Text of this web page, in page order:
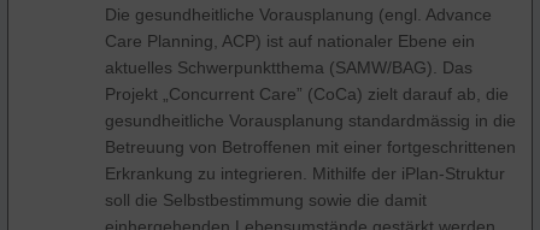
Die gesundheitliche Vorausplanung (engl. Advance
Care Planning, ACP) ist auf nationaler Ebene ein
aktuelles Schwerpunktthema (SAMW/BAG). Das
Projekt „Concurrent Care” (CoCa) zielt darauf ab, die
gesundheitliche Vorausplanung standardmässig in die
Betreuung von Betroffenen mit einer fortgeschrittenen
Erkrankung zu integrieren. Mithilfe der iPlan-Struktur
soll die Selbstbestimmung sowie die damit
einhergehenden Lebensumstände gestärkt werden.